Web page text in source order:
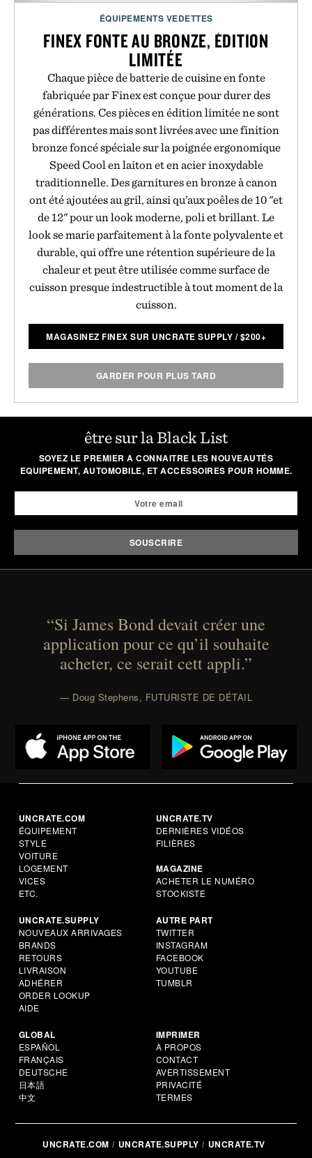
ÉQUIPEMENTS VEDETTES
FINEX FONTE AU BRONZE, ÉDITION
LIMITÉE
Chaque pièce de batterie de cuisine en fonte
fabriquée par Finex est conçue pour durer des
générations. Ces pièces en édition limitée ne sont
pas différentes mais sont livrées avec une finition
bronze foncé spéciale sur la poignée ergonomique
Speed Cool en laiton et en acier inoxydable
traditionnelle. Des garnitures en bronze à canon
ont été ajoutées au gril, ainsi qu’aux poêles de 10 "et
de 12" pour un look moderne, poli et brillant. Le
look se marie parfaitement à la fonte polyvalente et
durable, qui offre une rétention supérieure de la
chaleur et peut être utilisée comme surface de
cuisson presque indestructible à tout moment de la
cuisson.
MAGASINEZ FINEX SUR UNCRATE SUPPLY /$200+
GARDER POUR PLUS TARD
être sur la Black List
SOYEZ LE PREMIER A CONNAITRE LES NOUVEAUTÉS
EQUIPEMENT, AUTOMOBILE, ET ACCESSOIRES POUR HOMME.
“Si James Bond devait créer une
application pour ce qu’il souhaite
acheter, ce serait cett appli.”
— Doug Stephens, FUTURISTE DE DÉTAIL
UNCRATE.COM
ÉQUIPEMENT
STYLE
VOITURE
LOGEMENT
VICES
ETC.
UNCRATE.TV
DERNIÈRES VIDÉOS
FILIÈRES
MAGAZINE
ACHETER LE NUMÉRO
STOCKISTE
UNCRATE.SUPPLY
NOUVEAUX ARRIVAGES
BRANDS
RETOURS
LIVRAISON
ADHÉRER
ORDER LOOKUP
AIDE
AUTRE PART
TWITTER
INSTAGRAM
FACEBOOK
YOUTUBE
TUMBLR
GLOBAL
ESPAÑOL
FRANÇAIS
DEUTSCHE
日本語
中文
IMPRIMER
À PROPOS
CONTACT
AVERTISSEMENT
PRIVACITÉ
TERMES
UNCRATE.COM UNCRATE.SUPPLY UNCRATE.TV